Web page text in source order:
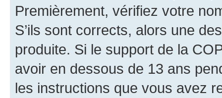
Premièrement, vérifiez votre
S’ils sont corrects, alors une
produite. Si le support de la
avoir en dessous de 13 ans
les instructions que vous avez